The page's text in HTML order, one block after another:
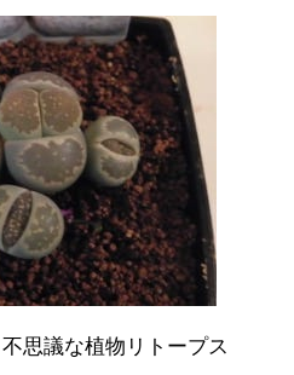
思議な植物リトープス